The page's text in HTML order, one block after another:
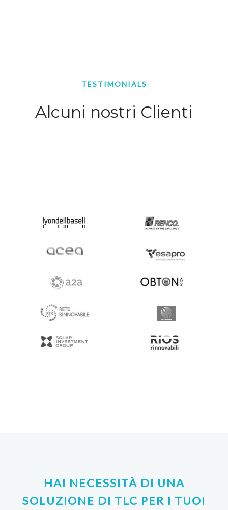
TESTIMONIALS
Alcuni nostri Clienti
HAI NECESSITÀ DI UNA
SOLUZIONE DI TLC PER I TUOI